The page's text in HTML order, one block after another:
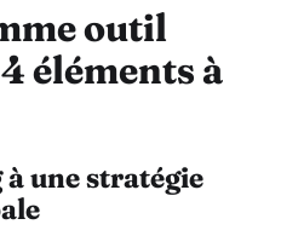
outil
éléments à
une stratégie